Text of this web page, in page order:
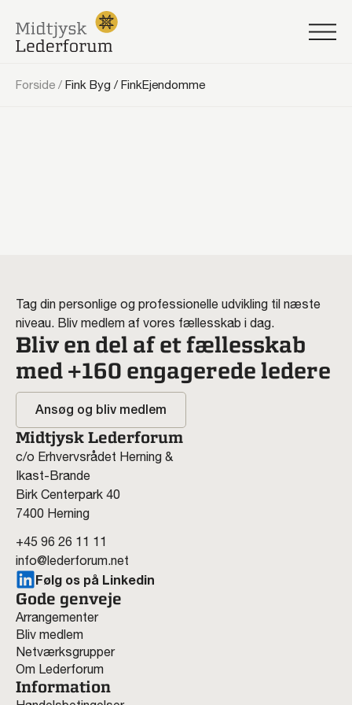
Forside / Fink Byg / FinkEjendomme
Tag din personlige og professionelle udvikling til næste
niveau. Bliv medlem af vores fællesskab i dag.
Bliv en del af et fællesskab
med +160 engagerede ledere
Ansøg og bliv medlem
Midtjysk Lederforum
c/o Erhvervsrådet Herning &
Ikast-Brande
Birk Centerpark 40
7400 Herning
+45 96 26 11 11
info@lederforum.net
Følg os på Linkedin
Gode genveje
Arrangementer
Bliv medlem
Netværksgrupper
Om Lederforum
Information